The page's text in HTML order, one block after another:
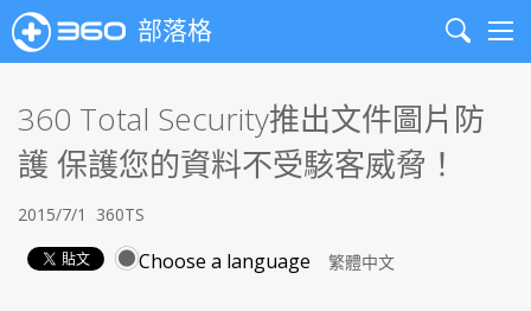
部落格
Search
360 Total Security推出文件圖片防
護 保護您的資料不受駭客威脅！
2015/7/1 360TS
Choose a language